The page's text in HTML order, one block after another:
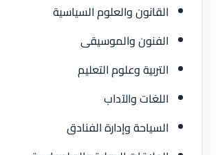
القانون والعلوم السياسية
الفنون والموسيقى
التربية وعلوم التعليم
اللغات والآداب
السياحة وإدارة الفنادق